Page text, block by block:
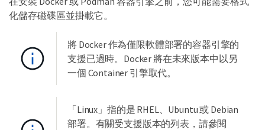
化儲存磁碟區並掛載它。
將 Docker 作為僅限軟體部署的容器引擎的
支援已過時。Docker 將在未來版本中以另
一個 Container 引擎取代。
「Linux」指的是 RHEL、Ubuntu 或 Debian
部署。有關受支援版本的列表，請參閱